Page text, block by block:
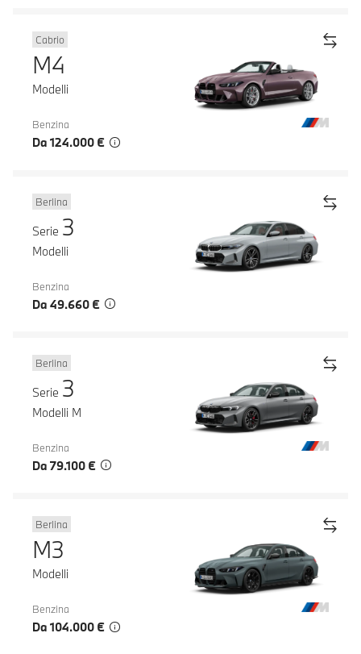
Cabrio
M4
Modelli
Benzina
Da 124.000 €
Berlina
Serie 3
Modelli
Benzina
Da 49.660 €
Berlina
Serie 3
Modelli M
Benzina
Da 79.100 €
Berlina
M3
Modelli
Benzina
Da 104.000 €